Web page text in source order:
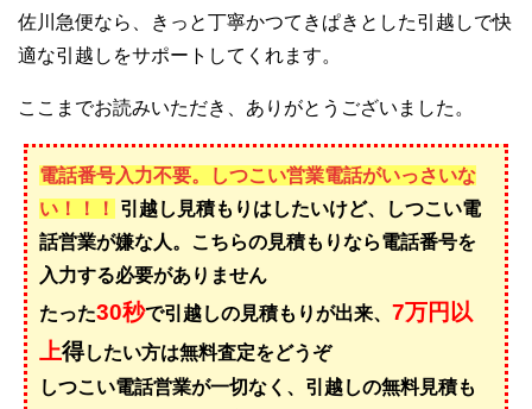
佐川急便なら、きっと丁寧かつてきぱきとした引越しで快
適な引越しをサポートしてくれます。
ここまでお読みいただき、ありがとうございました。
電話番号入力不要。しつこい営業電話がいっさいな
い！！！
引越し見積もりはしたいけど、しつこい電
話営業が嫌な人。こちらの見積もりなら電話番号を
入力する必要がありません
たった30秒で引越しの見積もりが出来、 7万円以
上得したい方は無料査定をどうぞ
しつこい電話営業が一切なく、引越しの無料見積も